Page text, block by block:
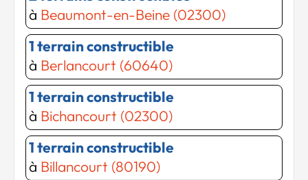
à Beaumont-en-Beine (02300)
1 terrain constructible
à Berlancourt (60640)
1 terrain constructible
à Bichancourt (02300)
1 terrain constructible
à Billancourt (80190)